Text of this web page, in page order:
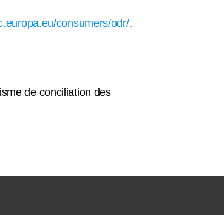
consumers/odr/.
de conciliation des